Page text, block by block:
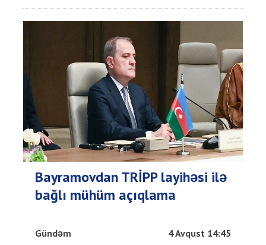
Bayramovdan TRİPP layihəsi ilə
bağlı mühüm açıqlama
Gündəm 4 Avqust 14:45